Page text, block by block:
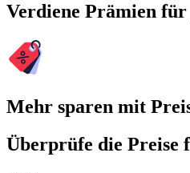
Verdiene Prämien
Mehr sparen mit
Überprüfe die Preise